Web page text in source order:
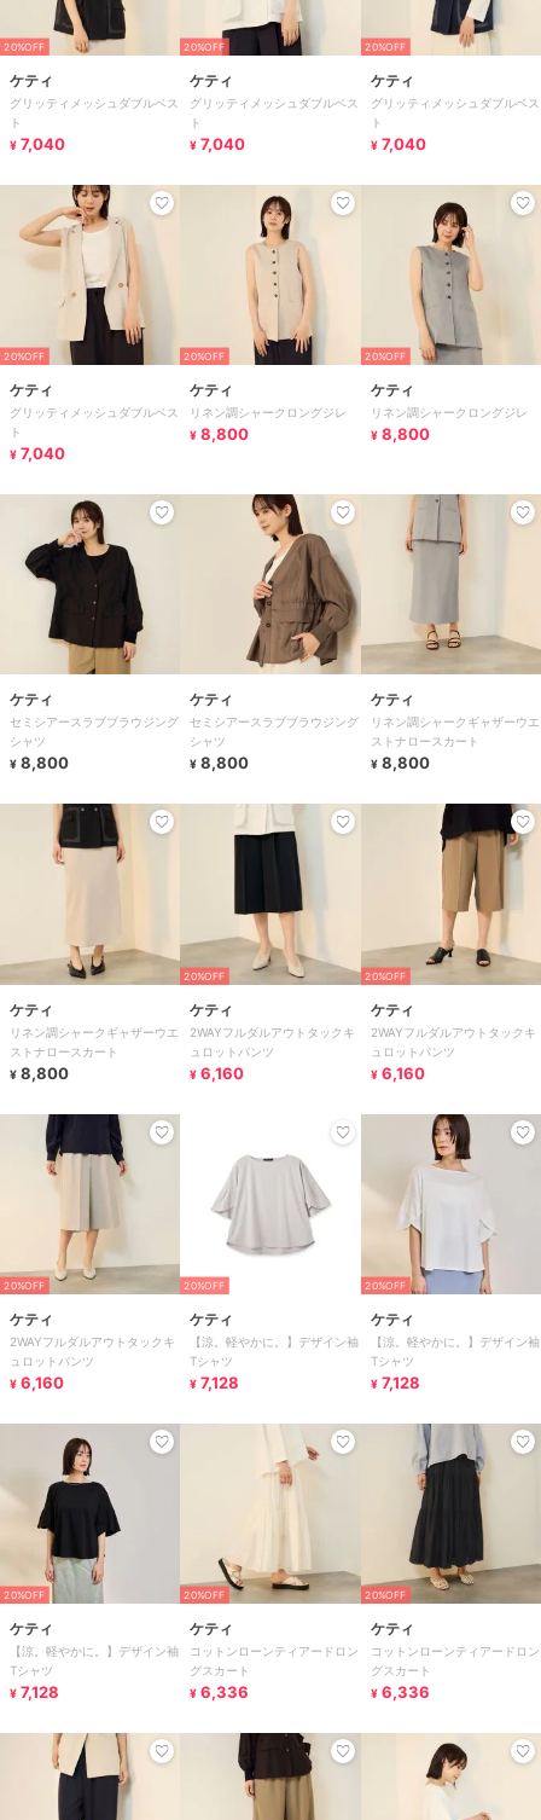
20%OFF
ケティ
グリッティメッシュダブルベス
ト
¥ 7,040
20%OFF
ケティ
グリッティメッシュダブルベス
ト
¥ 7,040
20%OFF
ケティ
グリッティメッシュダブルベス
ト
¥ 7,040
20%OFF
ケティ
グリッティメッシュダブルベス
ト
¥ 7,040
20%OFF
ケティ
リネン調シャークロングジレ
¥ 8,800
20%OFF
ケティ
リネン調シャークロングジレ
¥ 8,800
ケティ
セミシアースラブブラウジング
シャツ
¥ 8,800
ケティ
セミシアースラブブラウジング
シャツ
¥ 8,800
ケティ
リネン調シャークギャザーウエ
ストナロースカート
¥ 8,800
ケティ
リネン調シャークギャザーウエ
ストナロースカート
¥ 8,800
20%OFF
ケティ
2WAYフルダルアウトタックキ
ュロットパンツ
¥ 6,160
20%OFF
ケティ
2WAYフルダルアウトタックキ
ュロットパンツ
¥ 6,160
20%OFF
ケティ
2WAYフルダルアウトタックキ
ュロットパンツ
¥ 6,160
20%OFF
ケティ
【涼。軽やかに。】デザイン袖
Tシャツ
¥ 7,128
20%OFF
ケティ
【涼。軽やかに。】デザイン袖
Tシャツ
¥ 7,128
20%OFF
ケティ
【涼。軽やかに。】デザイン袖
Tシャツ
¥ 7,128
20%OFF
ケティ
コットンローンティアードロン
グスカート
¥ 6,336
20%OFF
ケティ
コットンローンティアードロン
グスカート
¥ 6,336